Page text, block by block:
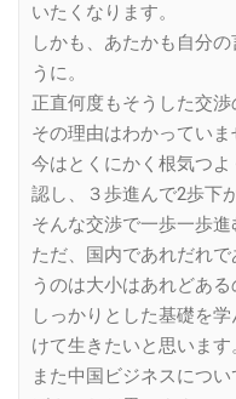
いたくなります。
しかも、あたかも自分
うに。
正直何度もそうした交渉
その理由はわかっていま
今はとくにかく根気つ
認し、３歩進んで2歩下が
そんな交渉で一歩一歩進
ただ、国内であれだれ
うのは大小はあれどある
しっかりとした基礎を
けて生きたいと思います
また中国ビジネスにつ